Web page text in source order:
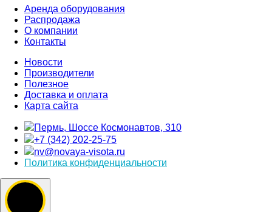
Аренда оборудования
Распродажа
О компании
Контакты
Новости
Производители
Полезное
Доставка и оплата
Карта сайта
Пермь, Шоссе Космонавтов, 310
+7 (342) 202-25-75
nv@novaya-visota.ru
Политика конфиденциальности